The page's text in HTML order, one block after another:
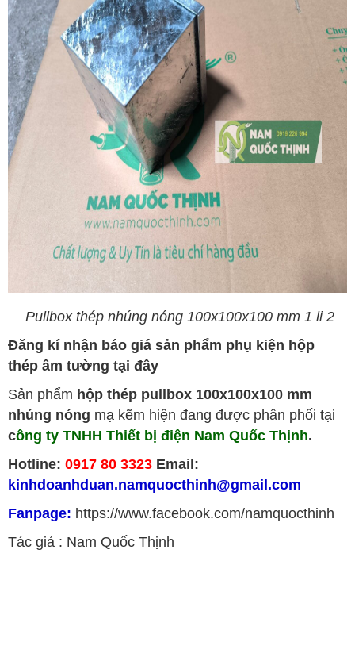
Pullbox thép nhúng nóng 100x100x100 mm 1 li 2
Đăng kí nhận báo giá sản phẩm phụ kiện hộp
thép âm tường tại đây
Sản phẩm hộp thép pullbox 100x100x100 mm
nhúng nóng mạ kẽm hiện đang được phân phối tại
công ty TNHH Thiết bị điện Nam Quốc Thịnh.
Hotline: 0917 80 3323 Email:
kinhdoanhduan.namquocthinh@gmail.com
Fanpage: https://www.facebook.com/namquocthinh
Tác giả : Nam Quốc Thịnh